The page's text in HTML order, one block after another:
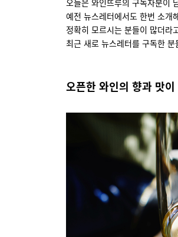
오늘은 와인뜨루의 구독자분이
예전 뉴스레터에서도 한번 소개
정확히 모르시는 분들이 많더
최근 새로 뉴스레터를 구독한
오픈한 와인의 향과 맛